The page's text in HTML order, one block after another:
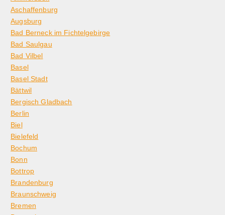
Aschaffenburg
Augsburg
Bad Berneck im Fichtelgebirge
Bad Saulgau
Bad Vilbel
Basel
Basel Stadt
Bättwil
Bergisch Gladbach
Berlin
Biel
Bielefeld
Bochum
Bonn
Bottrop
Brandenburg
Braunschweig
Bremen